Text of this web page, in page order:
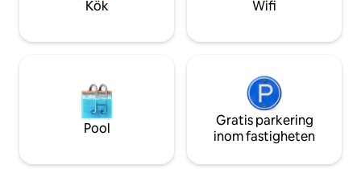
varmvattenberedare, brödrost,
glas. Badrum: Hårtorkar, handdukar,
Youtube), högkvalitativa sängkläder,
Springbox komfort sängar. Vi är öppna
för att uppfylla särskilda önskemål. När
du anländer till adressen väntar jag på
dig vid huvudingången till byggnaden
och hjälper dig med ditt bagage. Jag
Kök Wifi
Pool
Gratis parkering
inom fastigheten